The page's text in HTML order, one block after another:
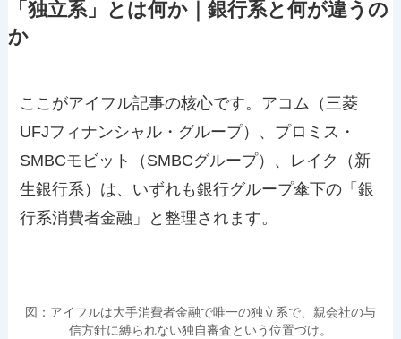
「独立系」とは何か｜銀行系と何が違うの
か
ここがアイフル記事の核心です。アコム（三菱
UFJフィナンシャル・グループ）、プロミス・
SMBCモビット（SMBCグループ）、レイク（新
生銀行系）は、いずれも銀行グループ傘下の「銀
行系消費者金融」と整理されます。
図：アイフルは大手消費者金融で唯一の独立系で、親会社の与
信方針に縛られない独自審査という位置づけ。